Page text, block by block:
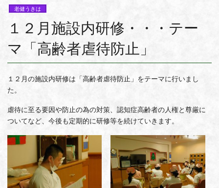
老健うきは
１２月施設内研修・・・テー
マ「高齢者虐待防止」
１２月の施設内研修は「高齢者虐待防止」をテーマに行いまし
た。
虐待に至る要因や防止の為の対策、認知症高齢者の人権と尊厳に
ついてなど、今後も定期的に研修等を続けていきます。